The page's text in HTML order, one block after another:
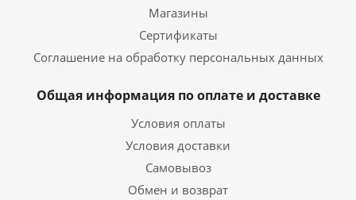
M2 256 ГБ
Интерфейс подключения
Видеокарта
NVIDIA GeForce GTX
1660Ti 6 ГБ
Дискретная
Магазины
Сертификаты
Соглашение на обработку персональных данных
Общая информация по оплате и доставке
Условия оплаты
Условия доставки
Самовывоз
Обмен и возврат